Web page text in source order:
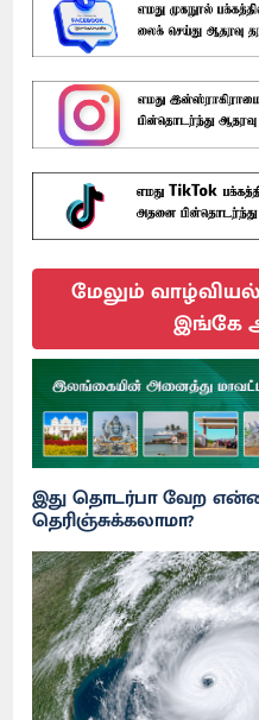
மேலும்
இங்கே
இது தொடர்பா வேற
தெரிஞ்சுக்கலாமா?